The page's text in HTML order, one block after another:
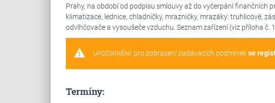
Prahy, na období od podpisu smlouvy až do vyčerpání finančních
klimatizace, lednice, chladničky, mrazničky, mrazáky: truhlicové,
odvlhčovače a vysoušeče vzduchu. Seznam zařízení (viz příloha č.
warning UPOZORNĚNÍ: pro zobrazení zadávacích podmínekse
Termíny: